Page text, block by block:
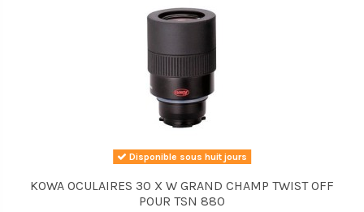
Disponible sous huit jours
KOWA OCULAIRES 30 X W GRAND CHAMP TWIST OFF
POUR TSN 880